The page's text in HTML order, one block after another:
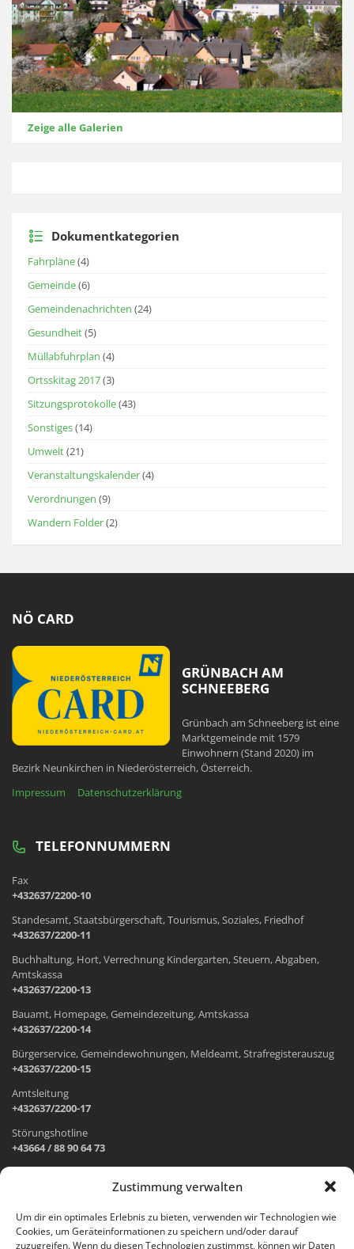
Zustimmung verwalten
Um dir ein optimales Erlebnis zu bieten, verwenden wir Technologien wie
Cookies, um Geräteinformationen zu speichern und/oder darauf
zuzugreifen. Wenn du diesen Technologien zustimmst, können wir Daten
Zeige alle Galerien
Dokumentkategorien
Fahrpläne(4)
Gemeinde(6)
Gemeindenachrichten (24)
Gesundheit(5)
Müllabfuhrplan (4)
Ortsskitag 2017(3)
Sitzungsprotokolle(43)
Sonstiges(14)
Umwelt(21)
Veranstaltungskalender(4)
Verordnungen (9)
Wandern Folder(2)
NÖ CARD
GRÜNBACH AM
SCHNEEBERG
Grünbach am Schneeberg ist eine
Marktgemeinde mit 1579
Einwohnern (Stand 2020) im
Bezirk Neunkirchen in Niederösterreich, Österreich.
Impressum
Datenschutzerklärung
TELEFONNUMMERN
Fax
+432637/2200-10
Standesamt, Staatsbürgerschaft, Tourismus, Soziales, Friedhof
+432637/2200-11
Buchhaltung, Hort, Verrechnung Kindergarten, Steuern, Abgaben,
Amtskassa
+432637/2200-13
Bauamt, Homepage, Gemeindezeitung, Amtskassa
+432637/2200-14
Bürgerservice, Gemeindewohnungen, Meldeamt, Strafregisterauszug
+432637/2200-15
Amtsleitung
+432637/2200-17
Störungshotline
+43664 / 88 90 64 73
Wr. Neustädter Straße 1